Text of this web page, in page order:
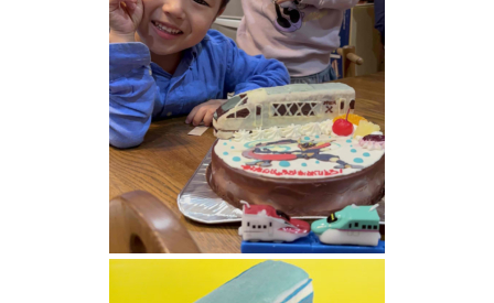
ストケーキ
東武鉄道特急スペーシアXケーキ